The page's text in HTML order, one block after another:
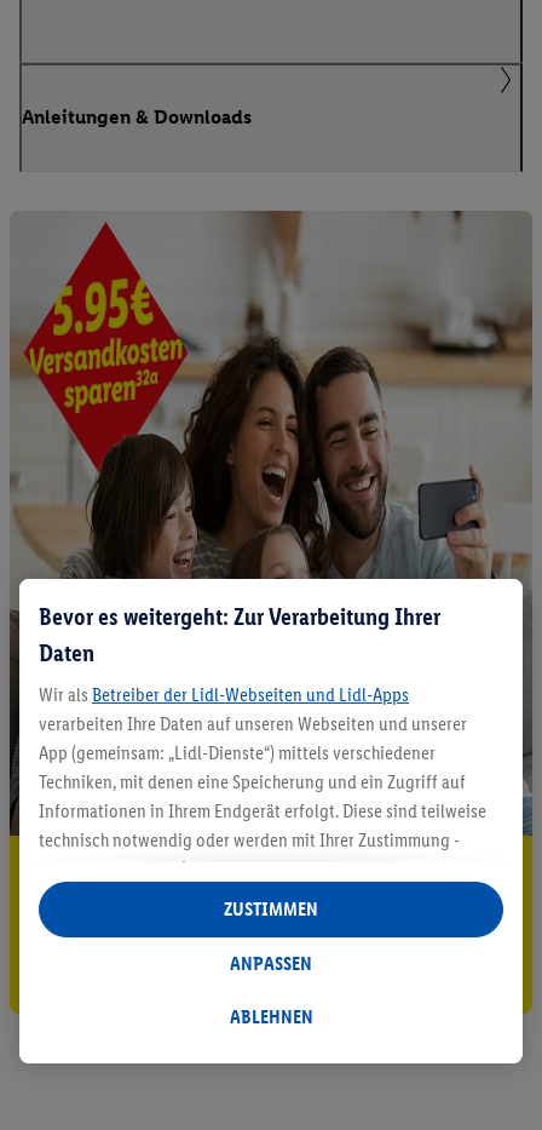
Anleitungen & Downloads
5.95 € Versand sparen³²ᵃ
Jetzt zum Newsletter anmelden
Gutschein sichern!
Bevor es weitergeht: Zur Verarbeitung Ihrer
Daten
Wir als Betreiber der Lidl-Webseiten und Lidl-Apps
verarbeiten Ihre Daten auf unseren Webseiten und unserer
App (gemeinsam: „Lidl-Dienste“) mittels verschiedener
Techniken, mit denen eine Speicherung und ein Zugriff auf
Informationen in Ihrem Endgerät erfolgt. Diese sind teilweise
technisch notwendig oder werden mit Ihrer Zustimmung -
auch durch Partner (u.a.
Verantwortliche; im Zusammenhang mit dem IAB TCF
insgesamt
Statistik-Erstellung oder für personalisierte Werbung
Datenverarbeitungen für personalisierte Werbung werden
ABLEHNEN
ANPASSEN
ZUSTIMMEN